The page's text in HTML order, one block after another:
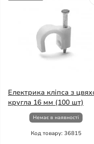
Електрика кліпса з
кругла 16 мм (100 шт)
Немає в наявності
Код товару: 36815